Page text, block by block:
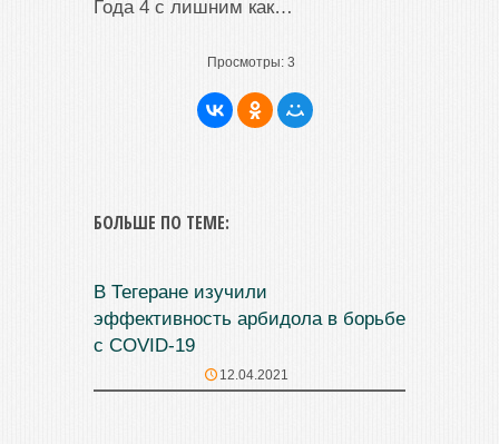
Года 4 с лишним как…
Просмотры: 3
БОЛЬШЕ ПО ТЕМЕ:
В Тегеране изучили
эффективность арбидола в борьбе
с COVID-19
12.04.2021